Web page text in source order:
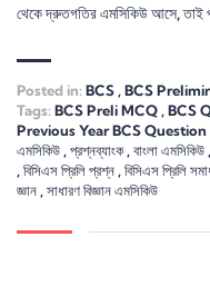
থেকে দ্রুতগতির এমসিকিউ আসে, তাই
Posted in:BCS , BCS
Tags:BCS Preli MCQ , BCS
Previous Year BCS Question
এমসিকিউ , প্রশ্নব্যাংক, বাংলা এমসিকিউ ,
, বিসিএস প্রিলি প্রশ্ন , বিসিএস প্রিলি
জ্ঞান , সাধারণ বিজ্ঞান এমসিকিউ